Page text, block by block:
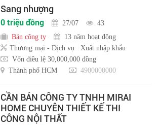
Sang nhượng
0 triệu đồng 27/07
43
Bán công ty
13 năm hoạt động
Thương mại - Dịch vụ
Xuất nhập khẩu
Vốn điều lệ 30,000,000 đồng
Thành phố HCM
4900000000
CẦN BÁN CÔNG TY TNHH MIRAI
HOME CHUYÊN THIẾT KẾ THI
CÔNG NỘI THẤT